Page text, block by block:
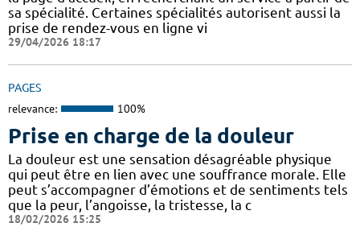
sa spécialité. Certaines spécialités autorisent aussi la
prise de rendez-vous en ligne vi
29/04/2026 18:17
PAGES
relevance: 100%
Prise en charge de la douleur
La douleur est une sensation désagréable physique
qui peut être en lien avec une souffrance morale. Elle
peut s’accompagner d’émotions et de sentiments tels
que la peur, l’angoisse, la tristesse, la c
18/02/2026 15:25